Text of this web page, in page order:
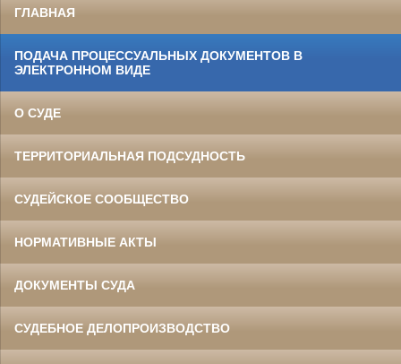
ГЛАВНАЯ
ПОДАЧА ПРОЦЕССУАЛЬНЫХ ДОКУМЕНТОВ В
ЭЛЕКТРОННОМ ВИДЕ
О СУДЕ
ТЕРРИТОРИАЛЬНАЯ ПОДСУДНОСТЬ
СУДЕЙСКОЕ СООБЩЕСТВО
НОРМАТИВНЫЕ АКТЫ
ДОКУМЕНТЫ СУДА
СУДЕБНОЕ ДЕЛОПРОИЗВОДСТВО